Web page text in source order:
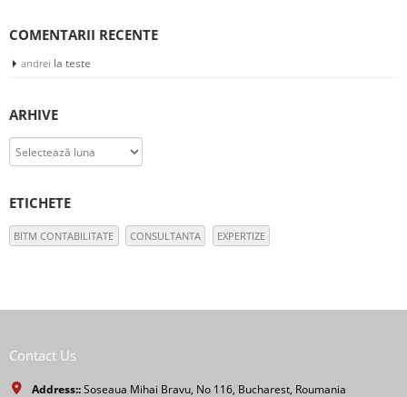
COMENTARII RECENTE
andrei la teste
ARHIVE
Arhive
ETICHETE
BITM CONTABILITATE CONSULTANTA EXPERTIZE
Contact Us
Address::Soseaua Mihai Bravu, No 116, Bucharest, Roumania